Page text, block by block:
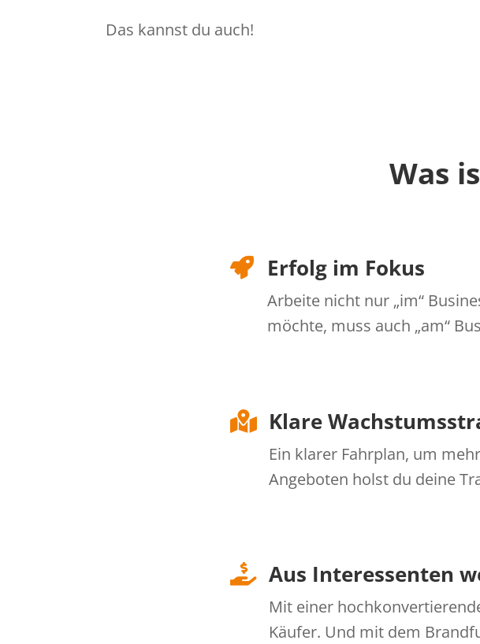
Das kannst du auch!
Was
 Erfolg im Fokus
Arbeite nicht nur „im“
möchte, muss auch „am“
 Klare
Ein klarer Fahrplan, um
Angeboten holst du deine
 Aus Interessenten
Mit einer
Käufer. Und mit dem